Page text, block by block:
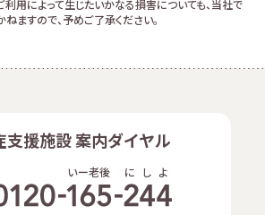
利用によって生じたいかなる損害についても、当社で
ますので、予めご了承ください。
支援施設 案内ダイヤル
いー老後 に し よ